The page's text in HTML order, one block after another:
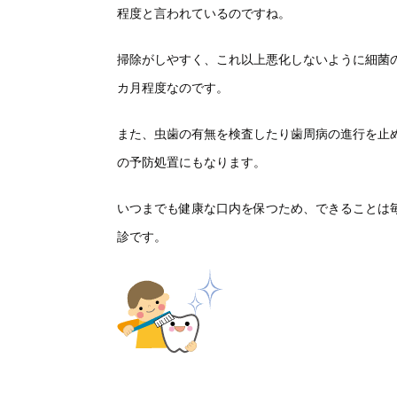
程度と言われているのですね。
掃除がしやすく、これ以上悪化しないように細
カ月程度なのです。
また、虫歯の有無を検査したり歯周病の進行を
の予防処置にもなります。
いつまでも健康な口内を保つため、できること
診です。